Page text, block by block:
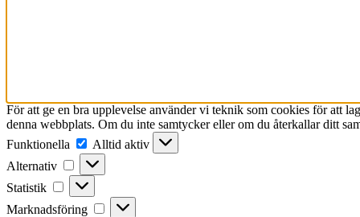
För att ge en bra upplevelse använder vi teknik som cookies för att
denna webbplats. Om du inte samtycker eller om du återkallar ditt
Funktionella
Funktionella
Alltid aktiv
Alternativ
Alternativ
Statistik Statistik
Marknadsföring Marknadsföring